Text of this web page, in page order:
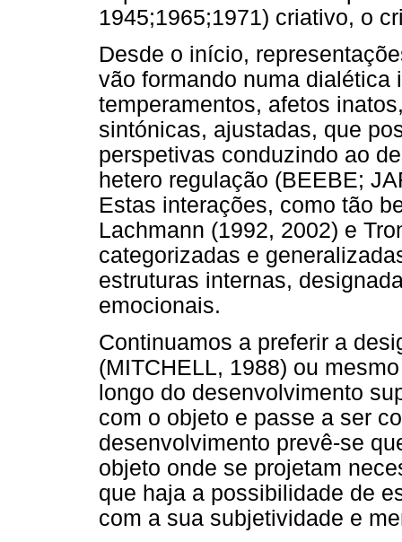
1945;1965;1971) criativo, o
Desde o início,
vão formando numa dialética
temperamentos, afetos
sintónicas, ajustadas, que
perspetivas conduzindo ao
hetero regulação (BEEBE;
Estas interações, como tão
Lachmann (1992, 2002) e
categorizadas e
estruturas internas,
emocionais.
Continuamos a preferir a
(MITCHELL, 1988) ou
longo do desenvolvimento
com o objeto e passe a ser
desenvolvimento prevê-se
objeto onde se projetam
que haja a possibilidade de
com a sua subjetividade e